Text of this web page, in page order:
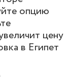
опцию
цену
в Египет